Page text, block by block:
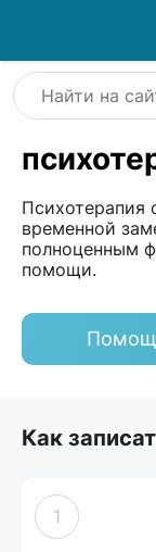
Психотерапия
временной
полноценным
помощи.
Как
1